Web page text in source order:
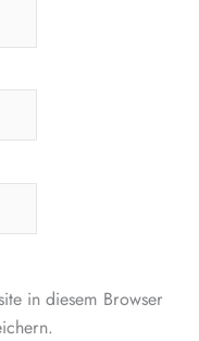
in diesem Browser